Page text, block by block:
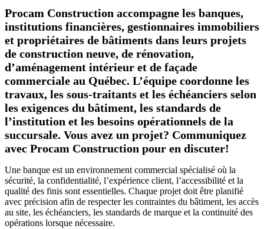
Procam Construction accompagne les banques,
institutions financières, gestionnaires immobiliers
et propriétaires de bâtiments dans leurs projets
de construction neuve, de rénovation,
d’aménagement intérieur et de façade
commerciale au Québec. L’équipe coordonne les
travaux, les sous-traitants et les échéanciers selon
les exigences du bâtiment, les standards de
l’institution et les besoins opérationnels de la
succursale. Vous avez un projet? Communiquez
avec Procam Construction pour en discuter!
Une banque est un environnement commercial spécialisé où la
sécurité, la confidentialité, l’expérience client, l’accessibilité et la
qualité des finis sont essentielles. Chaque projet doit être planifié
avec précision afin de respecter les contraintes du bâtiment, les accès
au site, les échéanciers, les standards de marque et la continuité des
opérations lorsque nécessaire.